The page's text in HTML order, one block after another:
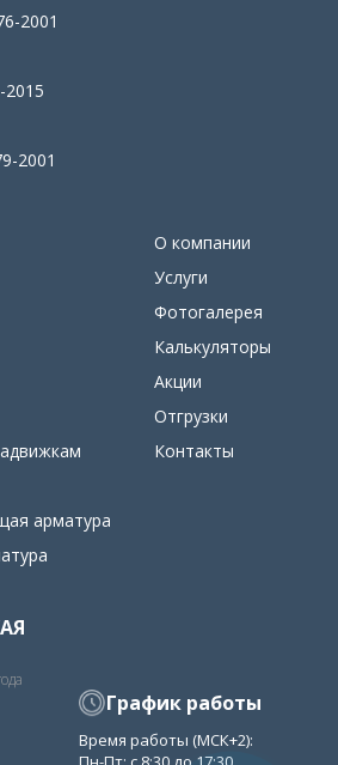
2001
2001
арматура
О компании
Услуги
Фотогалерея
Калькуляторы
Акции
Отгрузки
Контакты
График работы
Время работы (МСК+2):